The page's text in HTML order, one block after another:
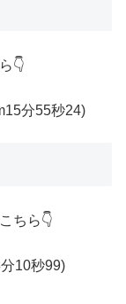
👇
分55秒24)
ちら👇
10秒99)